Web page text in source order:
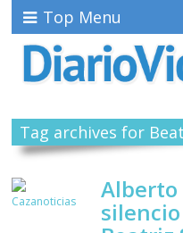
Top Menu
Tag archives for
Alberto